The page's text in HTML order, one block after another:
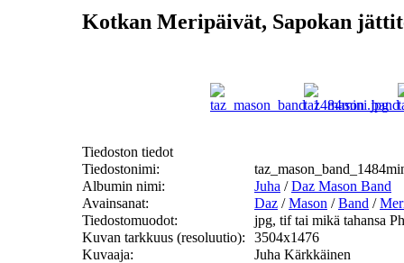
Kotkan Meripäivät, Sapokan
Tiedoston tiedot
Tiedostonimi:
Albumin nimi:
Juha /Daz Mason Band
Avainsanat:
Daz /Mason /Band /
Tiedostomuodot:
jpg, tif tai mikä tahansa
Kuvan tarkkuus (resoluutio):
3504x1476
Kuvaaja:
Juha Kärkkäinen